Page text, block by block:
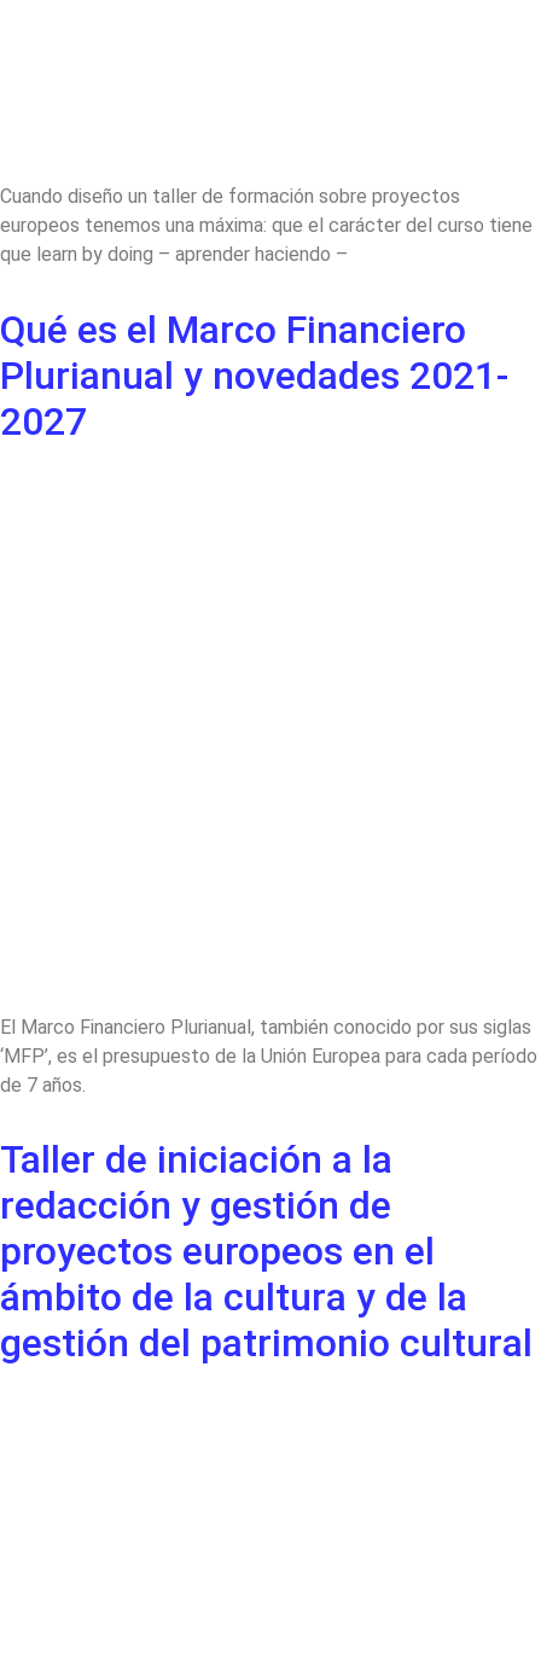
Cuando diseño un taller de formación sobre proyectos
europeos tenemos una máxima: que el carácter del curso tiene
que learn by doing – aprender haciendo –
Qué es el Marco Financiero
Plurianual y novedades 2021-
2027
El Marco Financiero Plurianual, también conocido por sus siglas
‘MFP’, es el presupuesto de la Unión Europea para cada período
de 7 años.
Taller de iniciación a la
redacción y gestión de
proyectos europeos en el
ámbito de la cultura y de la
gestión del patrimonio cultural